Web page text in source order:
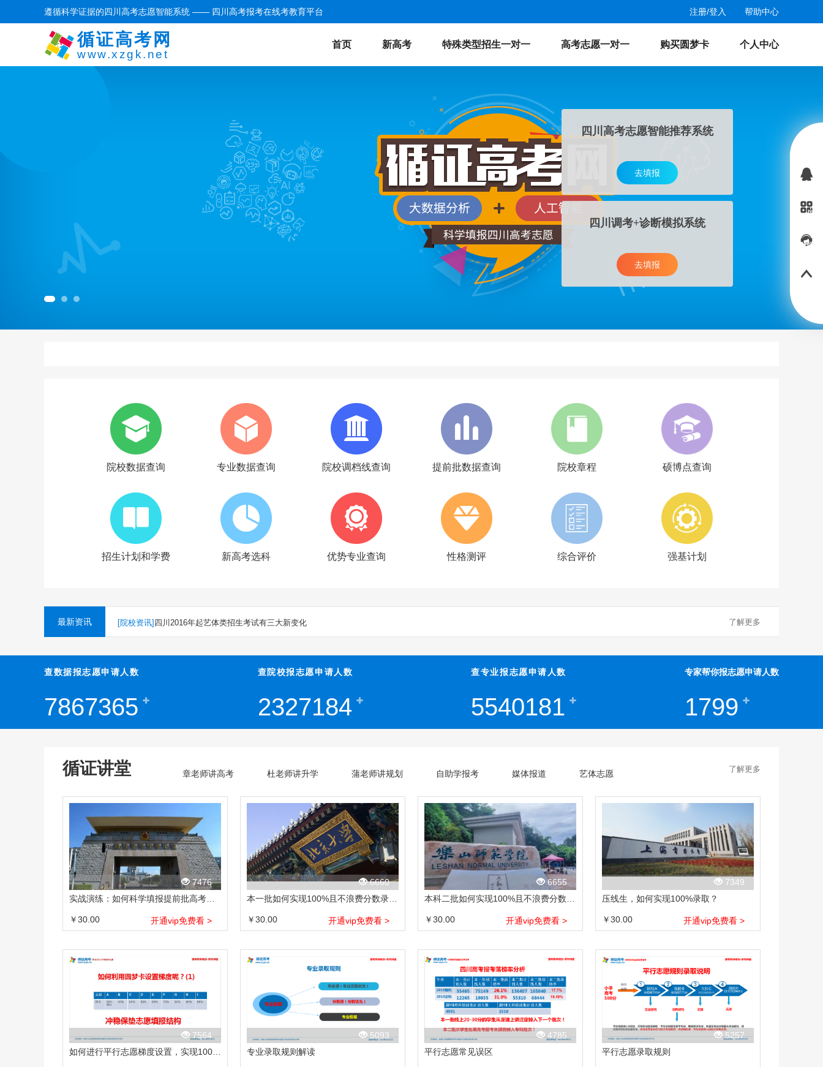
遵循科学证据的四川高考志愿智能系统 —— 四川高考报考在线考教育平台 注册/登入 帮助中心
循证高考网
www.xzgk.net
个人中心
购买圆梦卡
高考志愿一对一
特殊类型招生一对一
新高考
首页
四川高考志愿智能推荐系统
去填报
四川调考+诊断模拟系统
去填报
院校数据查询 专业数据查询 院校调档线查询 提前批数据查询 院校章程 硕博点查询
招生计划和学费 新高考选科 优势专业查询 性格测评 综合评价 强基计划
最新资讯 [院校资讯] 四川2016年起艺体类招生考试有三大新变化
[公益讲座]2016年4月6日线下讲座
[强基计划] 南开大学2020年强基计划招生简章
了解更多
查数据报志愿申请人数
7867365
查院校报志愿申请人数
2327184
查专业报志愿申请人数
5540181
专家帮你报志愿申请人数
1799
循证讲堂 章老师讲高考 杜老师讲升学 蒲老师讲规划 自助学报考 媒体报道 艺体志愿 了解更多
7476
￥30.00 开通vip免费看 >
6660
￥30.00 开通vip免费看 >
6655
￥30.00 开通vip免费看 >
7349
压线生，如何实现100%录取？
￥30.00 开通vip免费看 >
7564
5093
专业录取规则解读
4785
平行志愿常见误区
5257
平行志愿录取规则